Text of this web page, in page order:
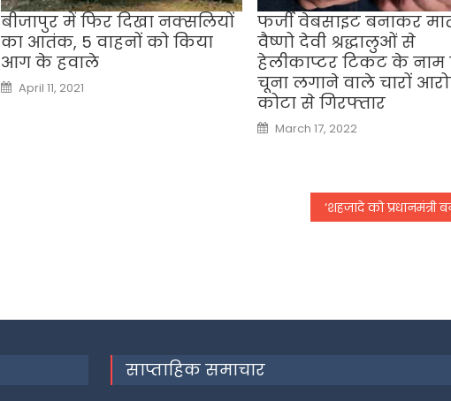
बीजापुर में फिर दिखा नक्सलियों
का आतंक, 5 वाहनों को किया
आग के हवाले
Posted
on
April 11, 2021
फर्जी वेबसाइट बनाकर
वैष्णो देवी श्रद्धालुओं से
हेलीकाप्टर टिकट के नाम
चूना लगाने वाले चारों
कोटा से गिरफ्तार
Posted
on
March 17, 2022
साप्ताहिक समाचार